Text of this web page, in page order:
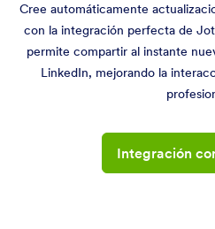
Cree automáticamente
con la integración perfecta de
permite compartir al instante
LinkedIn, mejorando la
Integración